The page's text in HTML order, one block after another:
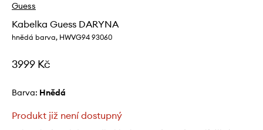
Guess
Kabelka Guess DARYNA
hnědá barva, HWVG94 93060
3999 Kč
Barva: hnědá
Produkt již není dostupný